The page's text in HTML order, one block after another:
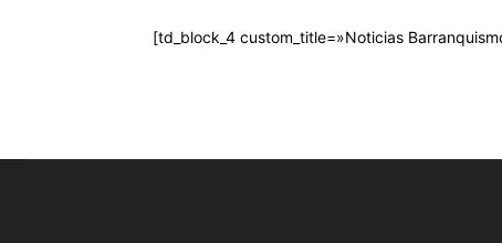
[td_block_4 custom_title=»Noticias